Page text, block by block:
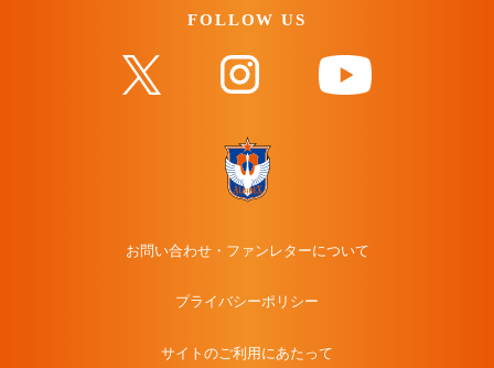
FOLLOW US
お問い合わせ・ファンレターについて
プライバシーポリシー
サイトのご利用にあたって